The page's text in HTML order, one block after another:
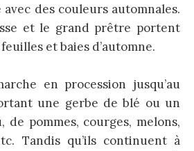
des couleurs automnales.
et le grand prêtre portent
et baies d’automne.
en procession jusqu’au
une gerbe de blé ou un
de pommes, courges, melons,
Tandis qu’ils continuent à